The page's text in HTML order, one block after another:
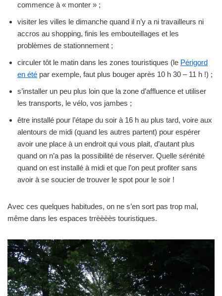
commence à « monter » ;
visiter les villes le dimanche quand il n’y a ni travailleurs ni
accros au shopping, finis les embouteillages et les
problèmes de stationnement ;
circuler tôt le matin dans les zones touristiques (le Périgord
en été par exemple, faut plus bouger après 10 h 30 – 11 h !) ;
s’installer un peu plus loin que la zone d’affluence et utiliser
les transports, le vélo, vos jambes ;
être installé pour l’étape du soir à 16 h au plus tard, voire aux
alentours de midi (quand les autres partent) pour espérer
avoir une place à un endroit qui vous plait, d’autant plus
quand on n’a pas la possibilité de réserver. Quelle sérénité
quand on est installé à midi et que l’on peut profiter sans
avoir à se soucier de trouver le spot pour le soir !
Avec ces quelques habitudes, on ne s’en sort pas trop mal,
même dans les espaces trrèèèès touristiques.